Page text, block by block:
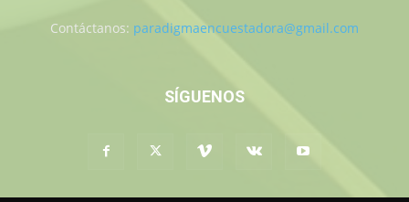
Contáctanos: paradigmaencuestadora@gmail.com
SÍGUENOS